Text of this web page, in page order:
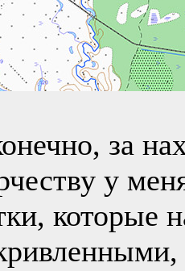
за
у
которые